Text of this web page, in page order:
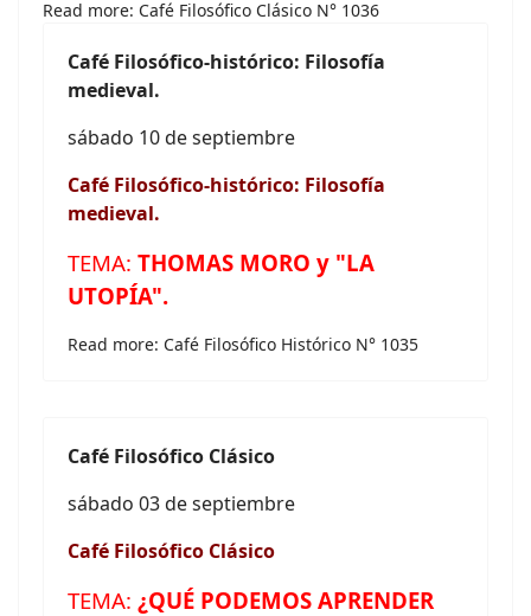
Read more: Café Filosófico Clásico N° 1036
Café Filosófico-histórico: Filosofía
medieval.
sábado 10 de septiembre
Café Filosófico-histórico: Filosofía
medieval.
TEMA: THOMAS MORO y "LA
UTOPÍA".
Read more: Café Filosófico Histórico N° 1035
Café Filosófico Clásico
sábado 03 de septiembre
Café Filosófico Clásico
TEMA: ¿QUÉ PODEMOS APRENDER